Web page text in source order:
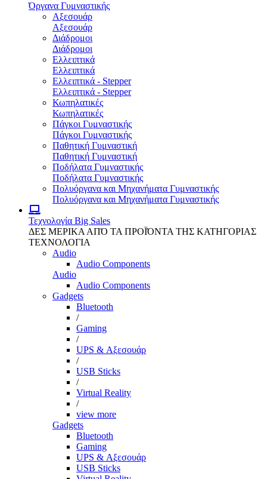
Όργανα Γυμναστικής
Αξεσουάρ
Αξεσουάρ
Διάδρομοι
Διάδρομοι
Ελλειπτικά
Ελλειπτικά
Ελλειπτικά - Stepper
Ελλειπτικά - Stepper
Κωπηλατικές
Κωπηλατικές
Πάγκοι Γυμναστικής
Πάγκοι Γυμναστικής
Παθητική Γυμναστική
Παθητική Γυμναστική
Ποδήλατα Γυμναστικής
Ποδήλατα Γυμναστικής
Πολυόργανα και Μηχανήματα Γυμναστικής
Πολυόργανα και Μηχανήματα Γυμναστικής
Τεχνολογία Big Sales
ΔΕΣ ΜΕΡΙΚΑ ΑΠΌ ΤΑ ΠΡΟΪΌΝΤΑ ΤΗΣ ΚΑΤΗΓΟΡΙΑΣ
ΤΕΧΝΟΛΟΓΙΑ
Audio
Audio Components
Audio
Audio Components
Gadgets
Bluetooth
/
Gaming
/
UPS & Αξεσουάρ
/
USB Sticks
/
Virtual Reality
/
view more
Gadgets
Bluetooth
Gaming
UPS & Αξεσουάρ
USB Sticks